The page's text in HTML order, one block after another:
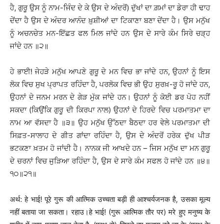
ਹੈ, ਗੁਰੂ ਉਸ ਨੂੰ ਨਾਮ-ਜਿੰਦ ਦੇ ਕੇ ਉਸ ਦੇ ਅੰਦਰੋਂ) ਦੁੱਖਾਂ ਦਾ ਗ਼ਮਾਂ ਦਾ ਡੇਰਾ ਹੀ ਢਾਹ
ਦੇਂਦਾ ਹੈ ਉਸ ਦੇ ਅੰਦਰ ਆਨੰਦ ਖ਼ੁਸ਼ੀਆਂ ਦਾ ਟਿਕਾਣਾ ਬਣਾ ਦੇਂਦਾ ਹੈ। ਉਸ ਮਨੁੱਖ
ਨੂੰ ਅਚਨਚੇਤ ਮਨ-ਇੱਛਤ ਫਲ ਮਿਲ ਜਾਂਦੇ ਹਨ ਉਸ ਦੇ ਸਾਰੇ ਕੰਮ ਸਿਰੇ ਚੜ੍ਹ
ਜਾਂਦੇ ਹਨ ॥੨॥
ਹੇ ਭਾਈ! ਜੇਹੜੇ ਮਨੁੱਖ ਆਪਣੇ ਗੁਰੂ ਦੇ ਮਨ ਵਿਚ ਭਾ ਜਾਂਦੇ ਹਨ, ਉਹਨਾਂ ਨੂੰ ਇਸ
ਲੋਕ ਵਿਚ ਸੁਖ ਪ੍ਰਾਪਤ ਰਹਿੰਦਾ ਹੈ, ਪਰਲੋਕ ਵਿਚ ਭੀ ਉਹ ਸੁਰਖ਼-ਰੂ ਹੋ ਜਾਂਦੇ ਹਨ,
ਉਹਨਾਂ ਦੇ ਜਨਮ ਮਰਨ ਦੇ ਗੇੜ ਮੁੱਕ ਜਾਂਦੇ ਹਨ। ਉਹਨਾਂ ਨੂੰ ਕੋਈ ਡਰ ਪੋਹ ਨਹੀਂ
ਸਕਦਾ (ਕਿਉਂਕਿ ਗੁਰੂ ਦੀ ਕਿਰਪਾ ਨਾਲ) ਉਹਨਾਂ ਦੇ ਹਿਰਦੇ ਵਿਚ ਪਰਮਾਤਮਾ ਦਾ
ਨਾਮ ਆ ਵੱਸਦਾ ਹੈ ॥੩॥ ਉਹ ਮਨੁੱਖ ਉੱਠਦਾ ਬੈਠਦਾ ਹਰ ਵੇਲੇ ਪਰਮਾਤਮਾ ਦੀ
ਸਿਫ਼ਤ-ਸਾਲਾਹ ਦੇ ਗੀਤ ਗਾਂਦਾ ਰਹਿੰਦਾ ਹੈ, ਉਸ ਦੇ ਅੰਦਰੋਂ ਹਰੇਕ ਦੁੱਖ ਪੀੜ
ਭਟਕਣਾ ਖ਼ਤਮ ਹੋ ਜਾਂਦੀ ਹੈ। ਨਾਨਕ ਜੀ ਆਖਦੇ ਹਨ – ਜਿਸ ਮਨੁੱਖ ਦਾ ਮਨ ਗੁਰੂ
ਦੇ ਚਰਨਾਂ ਵਿਚ ਜੁੜਿਆ ਰਹਿੰਦਾ ਹੈ, ਉਸ ਦੇ ਸਾਰੇ ਕੰਮ ਸਫਲ ਹੋ ਜਾਂਦੇ ਹਨ ॥੪॥
੧੦॥੨੧॥
अर्थ: हे भाई! पूरे गुरू की आत्मिक उच्चता बड़ी ही आश्चर्यजनक है, उसका मूल्य
नहीं बताया जा सकता। रहाउ।हे भाई! (गुरू आत्मिक तौर पर) मरे हुए मनुष्य के